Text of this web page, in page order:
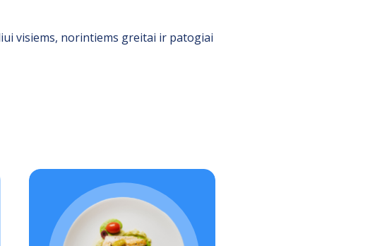
visiems, norintiems greitai ir patogiai